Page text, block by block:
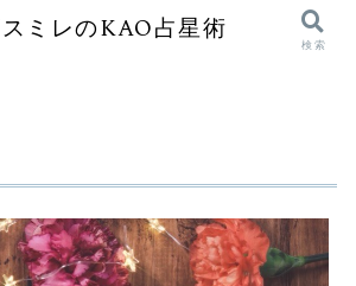
ミレのKAO占星術 検索